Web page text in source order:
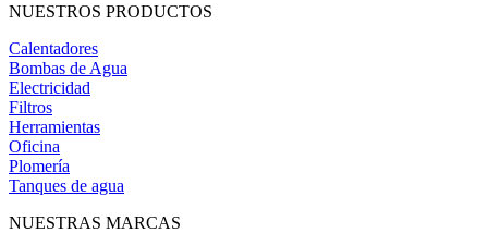
NUESTROS PRODUCTOS
Calentadores
Bombas de Agua
Electricidad
Filtros
Herramientas
Oficina
Plomería
Tanques de agua
NUESTRAS MARCAS